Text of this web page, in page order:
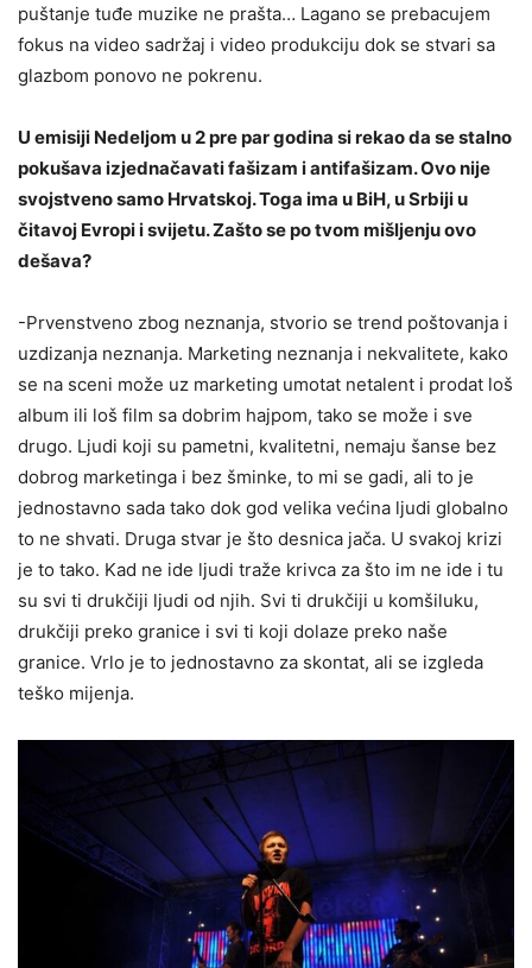
puštanje tuđe muzike ne prašta… Lagano se prebacujem
fokus na video sadržaj i video produkciju dok se stvari sa
glazbom ponovo ne pokrenu.
U emisiji Nedeljom u 2 pre par godina si rekao da se stalno
pokušava izjednačavati fašizam i antifašizam. Ovo nije
svojstveno samo Hrvatskoj. Toga ima u BiH, u Srbiji u
čitavoj Evropi i svijetu. Zašto se po tvom mišljenju ovo
dešava?
-Prvenstveno zbog neznanja, stvorio se trend poštovanja i
uzdizanja neznanja. Marketing neznanja i nekvalitete, kako
se na sceni može uz marketing umotat netalent i prodat loš
album ili loš film sa dobrim hajpom, tako se može i sve
drugo. Ljudi koji su pametni, kvalitetni, nemaju šanse bez
dobrog marketinga i bez šminke, to mi se gadi, ali to je
jednostavno sada tako dok god velika većina ljudi globalno
to ne shvati. Druga stvar je što desnica jača. U svakoj krizi
je to tako. Kad ne ide ljudi traže krivca za što im ne ide i tu
su svi ti drukčiji ljudi od njih. Svi ti drukčiji u komšiluku,
drukčiji preko granice i svi ti koji dolaze preko naše
granice. Vrlo je to jednostavno za skontat, ali se izgleda
teško mijenja.